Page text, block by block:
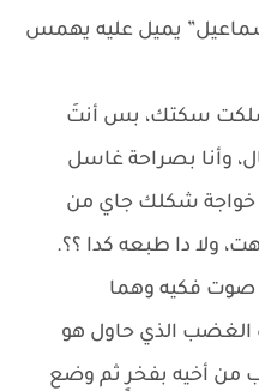
يميل عليه يهمس
سكتك، بس أنتَ
وأنا بصراحة غاسل
خواجة شكلك جاي من
ولا دا طبعه كدا ؟؟.
صوت فكيه وهما
الذي حاول هو
من أخيه بفخرٍ ثم وضع